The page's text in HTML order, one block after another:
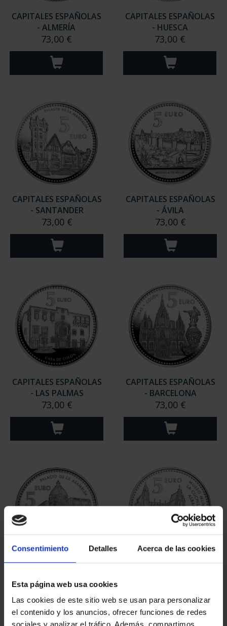
Consentimiento Detalles Acerca de las cookies
Esta página web usa cookies
Las cookies de este sitio web se usan para personalizar
el contenido y los anuncios, ofrecer funciones de redes
CAPITALES ESPAÑOLAS
- ALMERÍA
73,00 €
CAPITALES ESPAÑOLAS
- HUESCA
73,00 €
CAPITALES ESPAÑOLAS
- SANTANDER
73,00 €
CAPITALES ESPAÑOLAS
- ÁVILA
73,00 €
CAPITALES ESPAÑOLAS
- LAS PALMAS
73,00 €
CAPITALES ESPAÑOLAS
- BARCELONA
73,00 €
CAPITALES ESPAÑOLAS
- CEUTA
73,00 €
- ALBACETE
73,00 €